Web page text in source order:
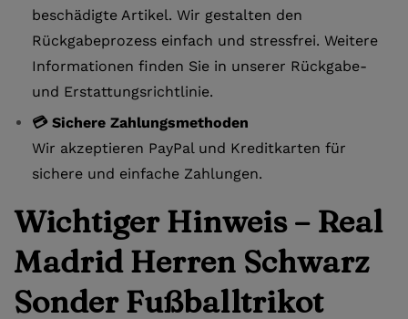
beschädigte Artikel. Wir gestalten den
Rückgabeprozess einfach und stressfrei. Weitere
Informationen finden Sie in unserer Rückgabe-
und Erstattungsrichtlinie.
💳 Sichere Zahlungsmethoden
Wir akzeptieren PayPal und Kreditkarten für
sichere und einfache Zahlungen.
Wichtiger Hinweis – Real
Madrid Herren Schwarz
Sonder Fußballtrikot